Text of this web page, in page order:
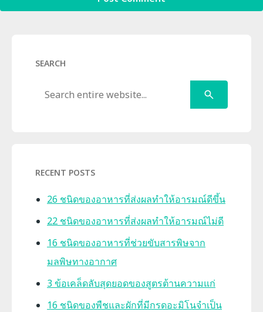
SEARCH
RECENT POSTS
26 ชนิดของอาหารที่ส่งผลทำให้อารมณ์ดีขึ้น
22 ชนิดของอาหารที่ส่งผลทำให้อารมณ์ไม่ดี
16 ชนิดของอาหารที่ช่วยขับสารพิษจาก
มลพิษทางอากาศ
3 ข้อเคล็ดลับสุดยอดของสูตรต้านความแก่
16 ชนิดของพืชและผักที่มีกรดอะมิโนจำเป็น